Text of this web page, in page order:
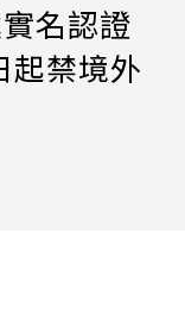
名認證
起禁境外